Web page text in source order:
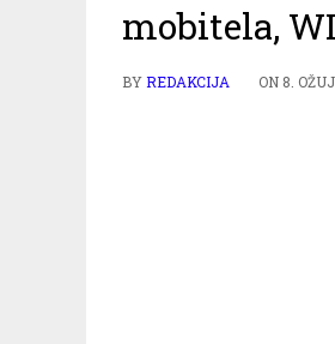
mobitela,
BYREDAKCIJA ON 8.